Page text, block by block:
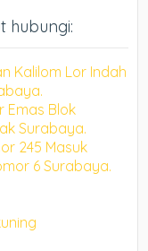
hubungi:
Kalilom Lor Indah
Emas Blok
Surabaya.
245 Masuk
6 Surabaya.